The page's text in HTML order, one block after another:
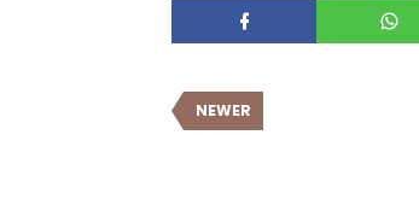
NEWER